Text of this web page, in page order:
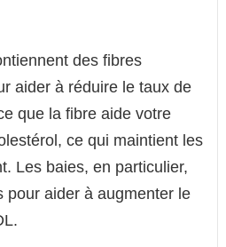
des fibres
aider à réduire le taux de
que la fibre aide votre
ce qui maintient les
Les baies, en particulier,
pour aider à augmenter le